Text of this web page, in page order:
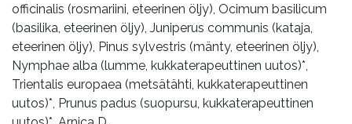
officinalis (rosmariini, eteerinen öljy), Ocimum basilicum
(basilika, eteerinen öljy), Juniperus communis (kataja,
eteerinen öljy), Pinus sylvestris (mänty, eteerinen öljy),
Nymphae alba (lumme, kukkaterapeuttinen uutos)*,
Trientalis europaea (metsätähti, kukkaterapeuttinen
uutos)*, Prunus padus (suopursu, kukkaterapeuttinen